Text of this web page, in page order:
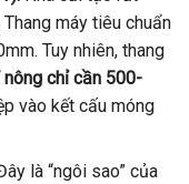
máy tiêu chuẩn
Tuy nhiên, thang
nông chỉ cần 500-
vào kết cấu móng
là “ngôi sao” của